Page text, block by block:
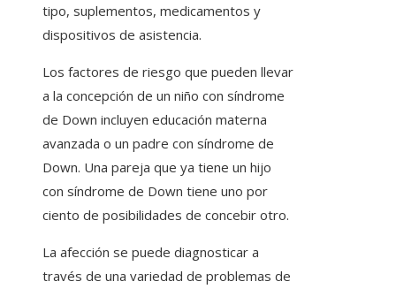
tipo, suplementos, medicamentos y
dispositivos de asistencia.
Los factores de riesgo que pueden llevar
a la concepción de un niño con síndrome
de Down incluyen educación materna
avanzada o un padre con síndrome de
Down. Una pareja que ya tiene un hijo
con síndrome de Down tiene uno por
ciento de posibilidades de concebir otro.
La afección se puede diagnosticar a
través de una variedad de problemas de